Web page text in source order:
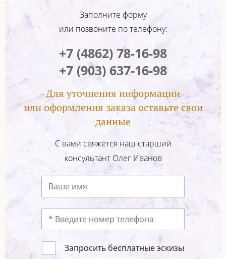
Заполните форму
или позвоните по телефону:
+7 (4862) 78-16-98
+7 (903) 637-16-98
Для уточнения информации
или оформления заказа оставьте свои
данные
С вами свяжется наш старший
консультант Олег Иванов
Запросить бесплатные эскизы